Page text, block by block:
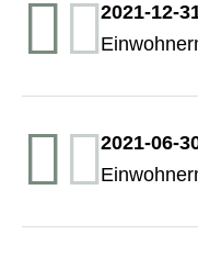
2021-12-
2021-06-